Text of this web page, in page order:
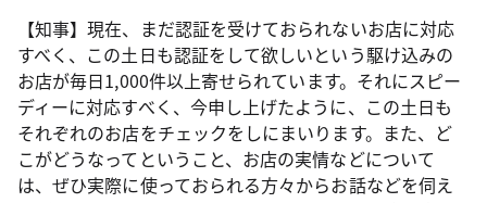
【知事】現在、まだ認証を受けておられないお店に対応
すべく、この土日も認証をして欲しいという駆け込みの
お店が毎日1,000件以上寄せられています。それにスピー
ディーに対応すべく、今申し上げたように、この土日も
それぞれのお店をチェックをしにまいります。また、ど
こがどうなってということ、お店の実情などについて
は、ぜひ実際に使っておられる方々からお話などを伺え